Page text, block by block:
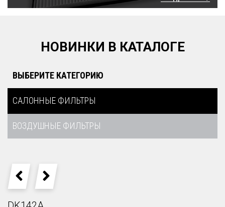
НОВИНКИ В КАТАЛОГЕ
ВЫБЕРИТЕ КАТЕГОРИЮ
САЛОННЫЕ ФИЛЬТРЫ
ВОЗДУШНЫЕ ФИЛЬТРЫ
PREVIOUS
NEXT